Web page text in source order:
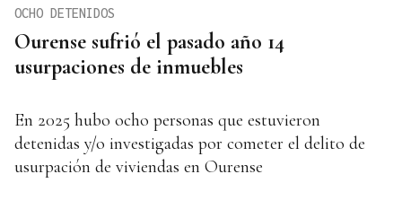
Ourense sufrió el pasado año 14
usurpaciones de inmuebles
OCHO DETENIDOS
En 2025 hubo ocho personas que estuvieron
detenidas y/o investigadas por cometer el delito de
usurpación de viviendas en Ourense